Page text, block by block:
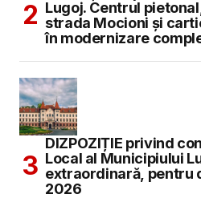
Lugoj. Centrul
strada Mocioni și
în modernizare
DIZPOZIȚIE privind
Local al Municipiului
extraordinară, pentru
2026